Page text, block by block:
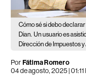
Cómo sé si debo
Dian. Un usuario es
Dirección de Impuestos
PorFátima Romero
04 de agosto, 2025 | 01:11